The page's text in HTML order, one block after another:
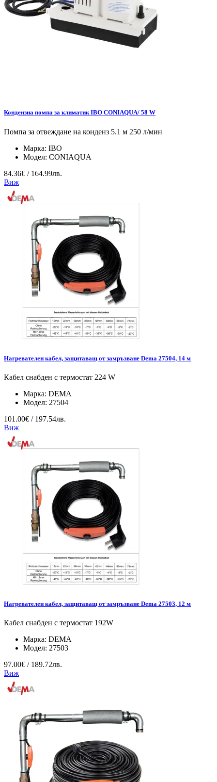
Кондензна помпа за климатик IBO CONIAQUA/ 58 W
Помпа за отвеждане на конденз 5.1 м 250 л/мин
Марка: IBO
Модел: CONIAQUA
84.36€ / 164.99лв.
Виж
Нагревателен кабел, защитаващ от замръзване Dema 27504, 14 м
Кабел снабден с термостат 224 W
Марка: DEMA
Модел: 27504
101.00€ / 197.54лв.
Виж
Нагревателен кабел, защитаващ от замръзване Dema 27503, 12 м
Кабел снабден с термостат 192W
Марка: DEMA
Модел: 27503
97.00€ / 189.72лв.
Виж